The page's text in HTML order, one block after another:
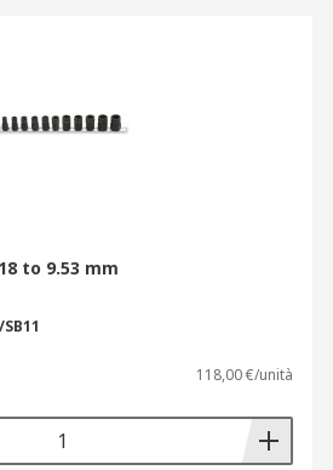
to 9.53 mm
118,00 €/unità